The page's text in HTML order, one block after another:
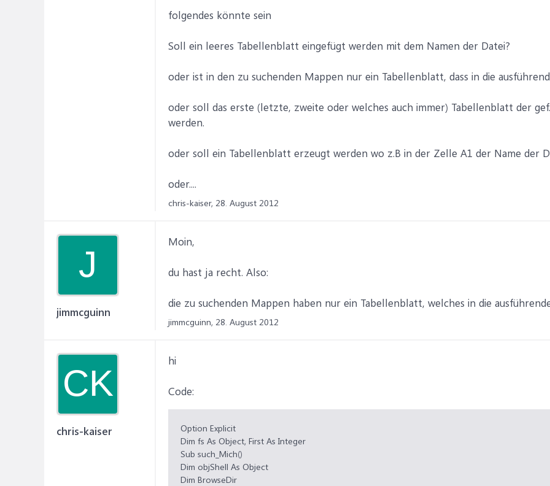
folgendes könnte sein
Soll ein leeres Tabellenblatt eingefügt werden mit dem Namen der Datei?
oder ist in den zu suchenden Mappen nur ein Tabellenblatt, dass in die
oder soll das erste (letzte, zweite oder welches auch immer) Tabellenblatt der
werden.
oder soll ein Tabellenblatt erzeugt werden wo z.B in der Zelle A1 der Name der
oder....
chris-kaiser, 28. August 2012
J
jimmcguinn
Moin,
du hast ja recht. Also:
die zu suchenden Mappen haben nur ein Tabellenblatt, welches in die
jimmcguinn, 28. August 2012
CK
chris-kaiser
hi
Code:
Option Explicit
Dim fs As Object, First As Integer
Sub such_Mich()
Dim objShell As Object
Dim BrowseDir